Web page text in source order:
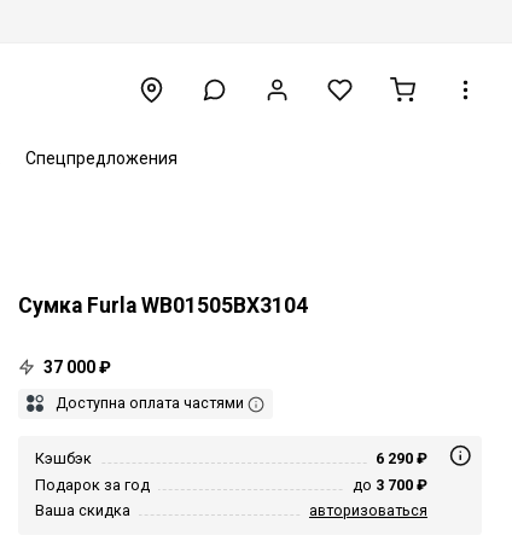
Спецпредложения
Сумка Furla WB01505BX3104
37 000 ₽
Доступна оплата частями
Кэшбэк
6 290 ₽
Подарок за год
до 3 700 ₽
Ваша скидка
авторизоваться